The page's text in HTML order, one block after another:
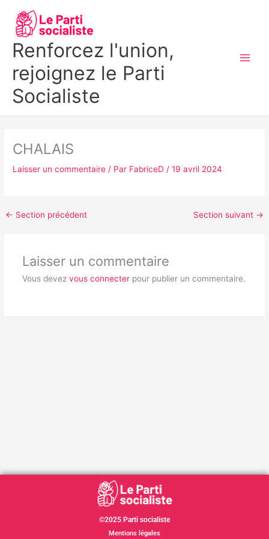
contenu
Renforcez l'union,
rejoignez le Parti
Socialiste
CHALAIS
Laisser un commentaire / Par FabriceD/19 avril 2024
← Section précédent Section suivant →
Laisser un commentaire
Vous devez vous connecterpour publier un commentaire.
©2025 Parti socialiste
Mentions légales